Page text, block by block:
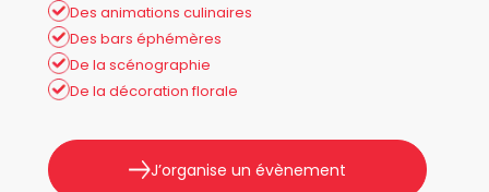
Des animations culinaires
Des bars éphémères
De la scénographie
De la décoration florale
J’organise un évènement